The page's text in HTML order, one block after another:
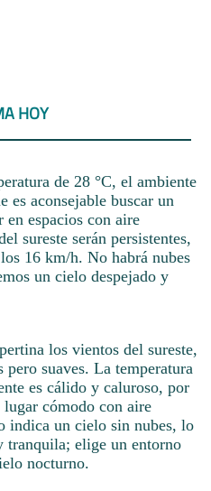
HOY
de 28 °C, el ambiente
es aconsejable buscar un
en espacios con aire
sureste serán persistentes,
16 km/h. No habrá nubes
un cielo despejado y
los vientos del sureste,
pero suaves. La temperatura
es cálido y caluroso, por
cómodo con aire
indica un cielo sin nubes, lo
tranquila; elige un entorno
nocturno.